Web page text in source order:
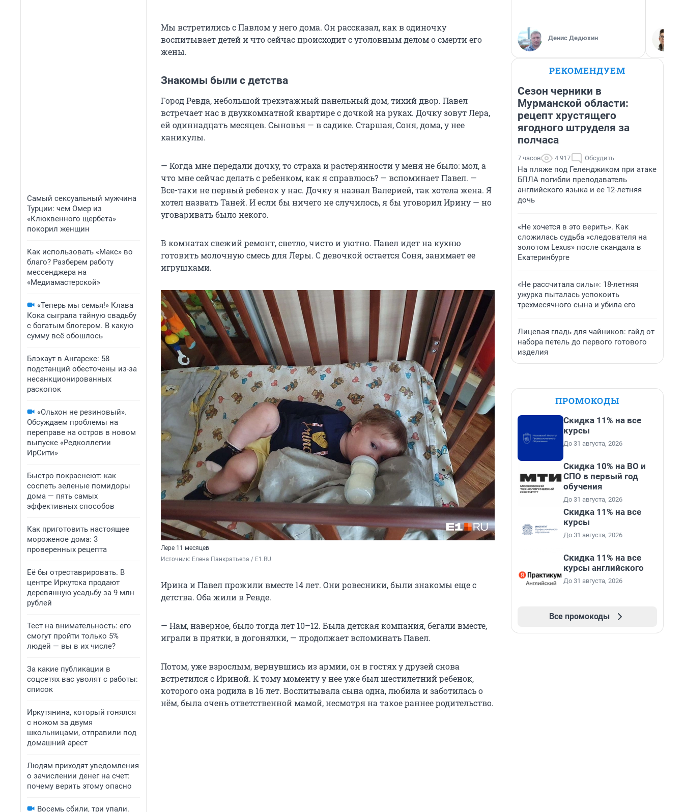
Самый сексуальный мужчина
Турции: чем Омер из
«Клюквенного щербета»
покорил женщин
Как использовать «Макс» во
благо? Разберем работу
мессенджера на
«Медиамастерской»
«Теперь мы семья!» Клава
Кока сыграла тайную свадьбу
с богатым блогером. В какую
сумму всё обошлось
Блэкаут в Ангарске: 58
подстанций обесточены из-за
несанкционированных
раскопок
«Ольхон не резиновый».
Обсуждаем проблемы на
переправе на остров в новом
выпуске «Редколлегии
ИрСити»
Быстро покраснеют: как
соспеть зеленые помидоры
дома — пять самых
эффективных способов
Как приготовить настоящее
мороженое дома: 3
проверенных рецепта
Её бы отреставрировать. В
центре Иркутска продают
деревянную усадьбу за 9 млн
рублей
Тест на внимательность: его
смогут пройти только 5%
людей — вы в их числе?
За какие публикации в
соцсетях вас уволят с работы:
список
Иркутянина, который гонялся
с ножом за двумя
школьницами, отправили под
домашний арест
Людям приходят уведомления
о зачислении денег на счет:
почему верить этому опасно
Восемь сбили, три упали.
Мы встретились с Павлом у него дома. Он рассказал, как в одиночку
воспитывает детей и что сейчас происходит с уголовным делом о смерти его
жены.
Знакомы были с детства
Город Ревда, небольшой трехэтажный панельный дом, тихий двор. Павел
встречает нас в двухкомнатной квартире с дочкой на руках. Дочку зовут Лера,
ей одиннадцать месяцев. Сыновья — в садике. Старшая, Соня, дома, у нее
каникулы.
— Когда мне передали дочку, то страха и растерянности у меня не было: мол, а
что мне сейчас делать с ребенком, как я справлюсь? — вспоминает Павел. —
Все-таки не первый ребенок у нас. Дочку я назвал Валерией, так хотела жена. Я
хотел назвать Таней. И если бы ничего не случилось, я бы уговорил Ирину — но
уговаривать было некого.
В комнатах свежий ремонт, светло, чисто и уютно. Павел идет на кухню
готовить молочную смесь для Леры. С девочкой остается Соня, занимает ее
игрушками.
Лере 11 месяцев
Источник: Елена Панкратьева / E1.RU
Ирина и Павел прожили вместе 14 лет. Они ровесники, были знакомы еще с
детства. Оба жили в Ревде.
— Нам, наверное, было тогда лет 10–12. Была детская компания, бегали вместе,
играли в прятки, в догонялки, — продолжает вспоминать Павел.
Потом, уже взрослым, вернувшись из армии, он в гостях у друзей снова
встретился с Ириной. К тому моменту у нее уже был шестилетний ребенок,
которого она родила в 16 лет. Воспитывала сына одна, любила и заботилась о
нём, была очень ответственной мамой, несмотря на такое раннее родительство.
Денис Дедюхин
РЕКОМЕНДУЕМ
Сезон черники в
Мурманской области:
рецепт хрустящего
ягодного штруделя за
полчаса
7 часов 4 917 Обсудить
На пляже под Геленджиком при атаке
БПЛА погибли преподаватель
английского языка и ее 12-летняя
дочь
«Не хочется в это верить». Как
сложилась судьба «следователя на
золотом Lexus» после скандала в
Екатеринбурге
«Не рассчитала силы»: 18-летняя
ужурка пыталась успокоить
трехмесячного сына и убила его
Лицевая гладь для чайников: гайд от
набора петель до первого готового
изделия
ПРОМОКОДЫ
Скидка 11% на все
курсы
До 31 августа, 2026
Скидка 10% на ВО и
СПО в первый год
обучения
До 31 августа, 2026
Скидка 11% на все
курсы
До 31 августа, 2026
Скидка 11% на все
курсы английского
До 31 августа, 2026
Все промокоды